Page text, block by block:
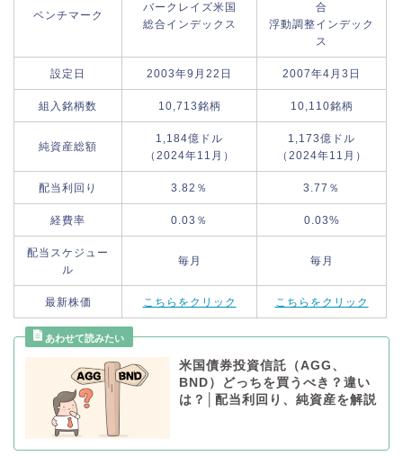
ベンチマーク
バークレイズ米国
総合インデックス
合
浮動調整インデック
ス
設定日 2003年9月22日 2007年4月3日
組入銘柄数 10,713銘柄 10,110銘柄
純資産総額
1,184億ドル
（2024年11月）
1,173億ドル
（2024年11月）
配当利回り 3.82％ 3.77％
経費率 0.03％ 0.03%
配当スケジュー
ル
毎月 毎月
最新株価 こちらをクリック こちらをクリック
米国債券投資信託（AGG、
BND）どっちを買うべき？違い
は？│配当利回り、純資産を解説